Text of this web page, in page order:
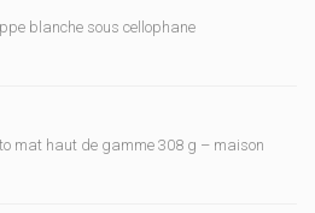
blanche sous cellophane
mat haut de gamme 308 g – maison